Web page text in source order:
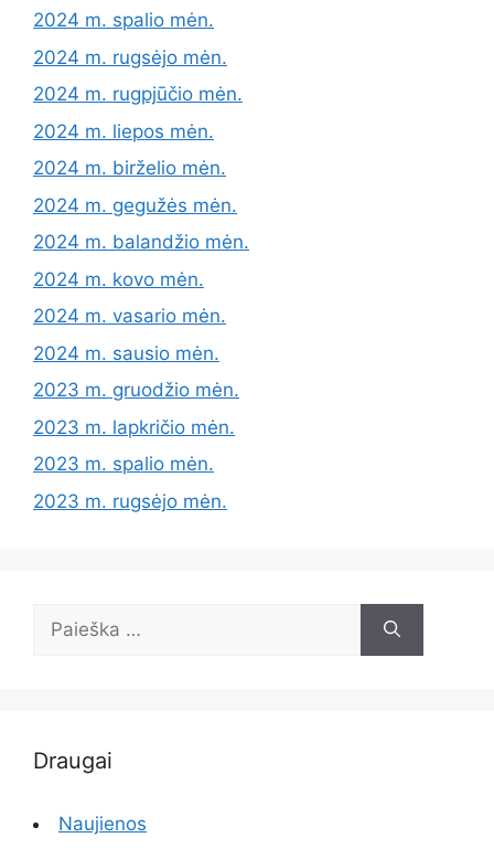
2024 m. spalio mėn.
2024 m. rugsėjo mėn.
2024 m. rugpjūčio mėn.
2024 m. liepos mėn.
2024 m. birželio mėn.
2024 m. gegužės mėn.
2024 m. balandžio mėn.
2024 m. kovo mėn.
2024 m. vasario mėn.
2024 m. sausio mėn.
2023 m. gruodžio mėn.
2023 m. lapkričio mėn.
2023 m. spalio mėn.
2023 m. rugsėjo mėn.
Draugai
Naujienos